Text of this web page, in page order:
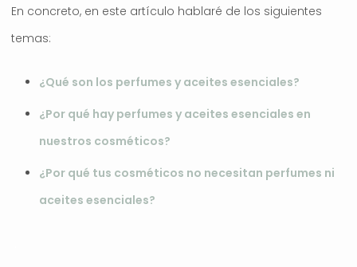
En concreto, en este artículo hablaré de los siguientes
temas:
¿Qué son los perfumes y aceites esenciales?
¿Por qué hay perfumes y aceites esenciales en
nuestros cosméticos?
¿Por qué tus cosméticos no necesitan perfumes ni
aceites esenciales?